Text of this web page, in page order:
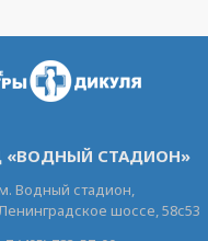
«ВОДНЫЙ СТАДИОН»
Водный стадион,
шоссе, 58с53